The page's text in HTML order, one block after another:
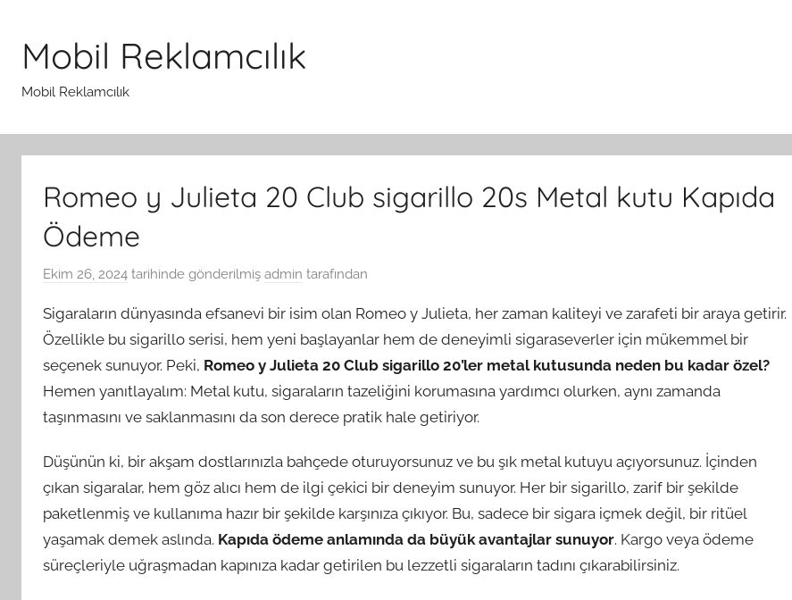
Mobil Reklamcılık
Mobil Reklamcılık
Romeo y Julieta 20 Club sigarillo 20s Metal kutu Kapıda
Ödeme
Ekim 26, 2024 tarihinde gönderilmiş admin tarafından
Sigaraların dünyasında efsanevi bir isim olan Romeo y Julieta, her zaman kaliteyi ve zarafeti bir araya getirir.
Özellikle bu sigarillo serisi, hem yeni başlayanlar hem de deneyimli sigaraseverler için mükemmel bir
seçenek sunuyor. Peki, Romeo y Julieta 20 Club sigarillo 20’ler metal kutusunda neden bu kadar özel?
Hemen yanıtlayalım: Metal kutu, sigaraların tazeliğini korumasına yardımcı olurken, aynı zamanda
taşınmasını ve saklanmasını da son derece pratik hale getiriyor.
Düşünün ki, bir akşam dostlarınızla bahçede oturuyorsunuz ve bu şık metal kutuyu açıyorsunuz. İçinden
çıkan sigaralar, hem göz alıcı hem de ilgi çekici bir deneyim sunuyor. Her bir sigarillo, zarif bir şekilde
paketlenmiş ve kullanıma hazır bir şekilde karşınıza çıkıyor. Bu, sadece bir sigara içmek değil, bir ritüel
yaşamak demek aslında. Kapıda ödeme anlamında da büyük avantajlar sunuyor. Kargo veya ödeme
süreçleriyle uğraşmadan kapınıza kadar getirilen bu lezzetli sigaraların tadını çıkarabilirsiniz.